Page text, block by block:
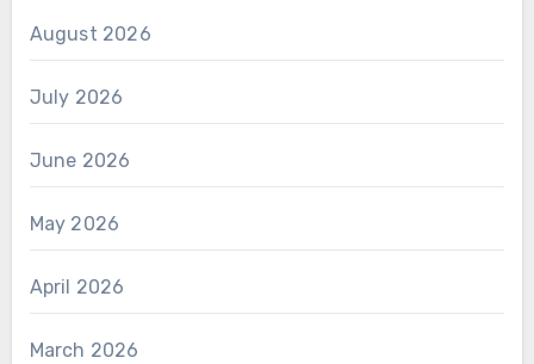
August 2026
July 2026
June 2026
May 2026
April 2026
March 2026